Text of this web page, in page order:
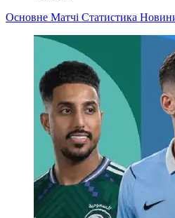
Основне Матчі Статистика